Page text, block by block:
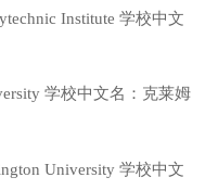
Institute 学校中文
学校中文名：克莱姆
University 学校中文